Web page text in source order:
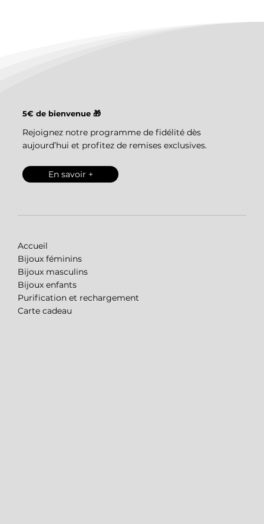
5€ de bienvenue 🎁
Rejoignez notre programme de fidélité dès
aujourd’hui et profitez de remises exclusives.
En savoir +
Accueil
Bijoux féminins
Bijoux masculins
Bijoux enfants
Purification et rechargement
Carte cadeau